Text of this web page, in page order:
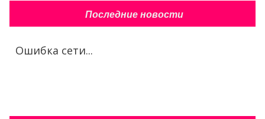
Последние новости
Ошибка сети...